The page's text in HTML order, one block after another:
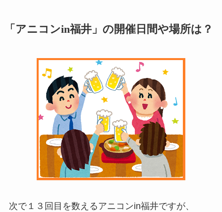
「アニコンin福井」の開催日間や場所は？
次で１３回目を数えるアニコンin福井ですが、